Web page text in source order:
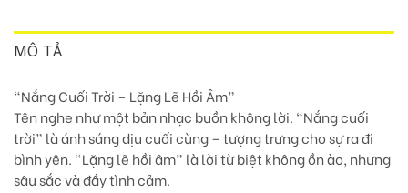
MÔ TẢ
“Nắng Cuối Trời – Lặng Lẽ Hồi Âm”
Tên nghe như một bản nhạc buồn không lời. “Nắng cuối
trời” là ánh sáng dịu cuối cùng – tượng trưng cho sự ra đi
bình yên. “Lặng lẽ hồi âm” là lời từ biệt không ồn ào, nhưng
sâu sắc và đầy tình cảm.